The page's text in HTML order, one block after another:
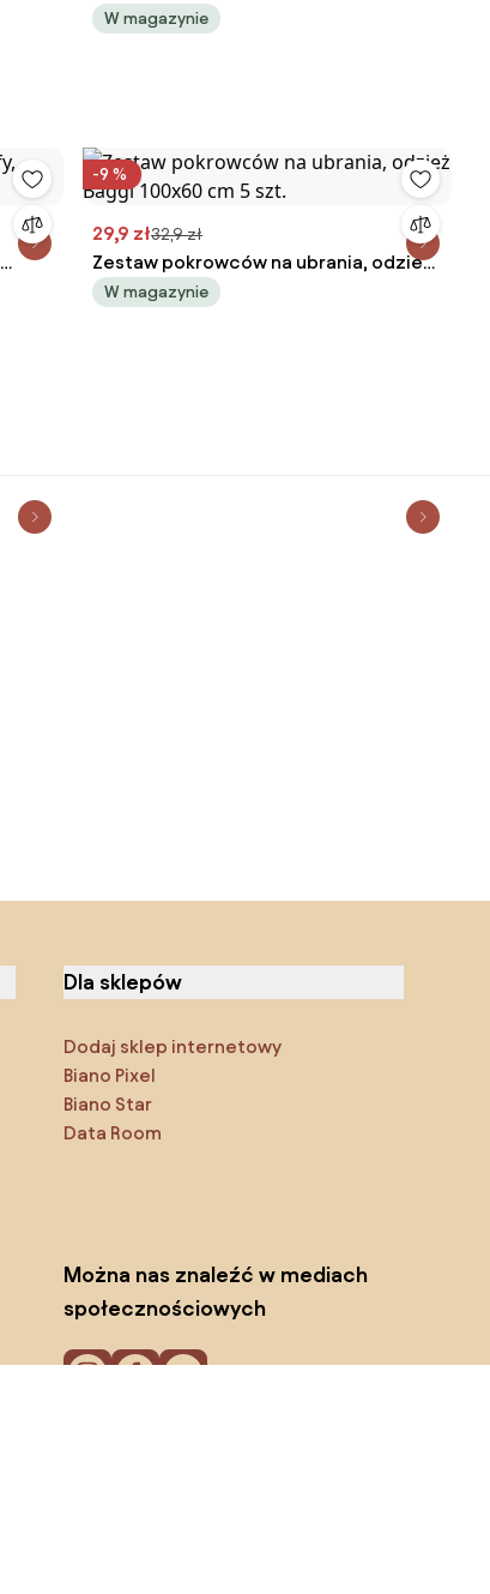
Long150x60x15 cm 1 szt. czarny
W magazynie
-9 %
29,9 zł32,9 zł
Zestaw pokrowców na ubrania, odzież
Baggi 100x60 cm 5 szt.
W magazynie
Dla sklepów
Dodaj sklep internetowy
Biano Pixel
Biano Star
Data Room
Można nas znaleźć w mediach
społecznościowych